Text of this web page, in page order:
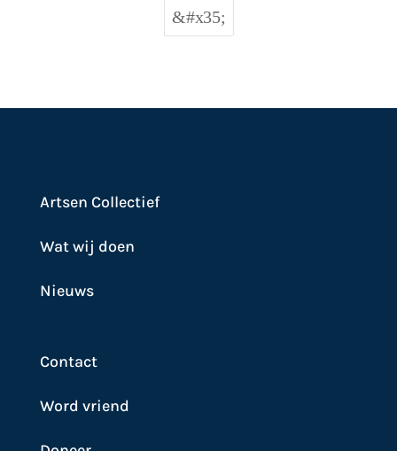
&#x35;
Artsen Collectief
Wat wij doen
Nieuws
Contact
Word vriend